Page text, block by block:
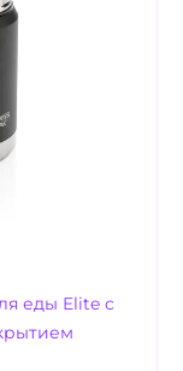
еды Elite с